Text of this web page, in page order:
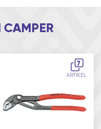
CAMPER
7
ARTIKEL